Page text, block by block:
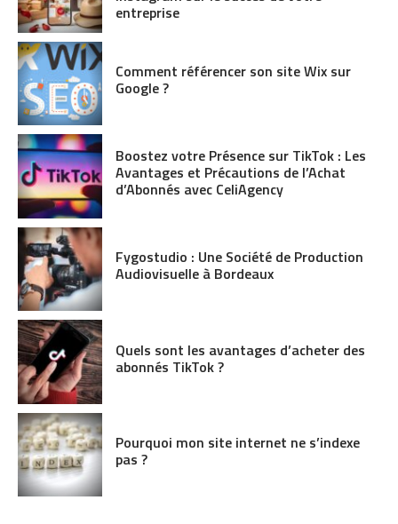
entreprise
Comment référencer son site Wix sur
Google ?
Boostez votre Présence sur TikTok : Les
Avantages et Précautions de l’Achat
d’Abonnés avec CeliAgency
Fygostudio : Une Société de Production
Audiovisuelle à Bordeaux
Quels sont les avantages d’acheter des
abonnés TikTok ?
Pourquoi mon site internet ne s’indexe
pas ?